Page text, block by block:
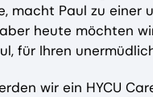
macht Paul zu einer
heute möchten
für Ihren
wir ein HYCU